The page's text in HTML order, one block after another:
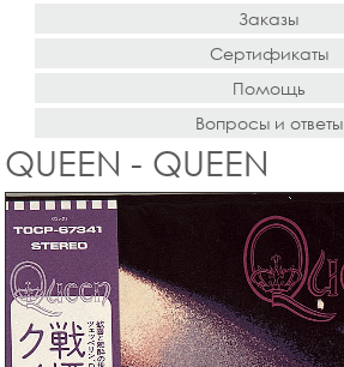
Заказы
Сертификаты
Помощь
Вопросы и ответы
QUEEN - QUEEN